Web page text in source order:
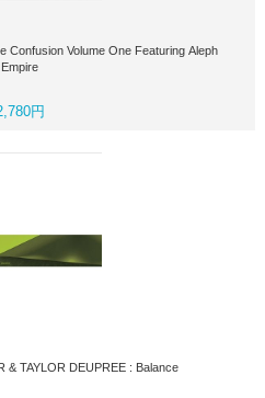
Confusion Volume One Featuring Aleph
Empire
円
& TAYLOR DEUPREE : Balance